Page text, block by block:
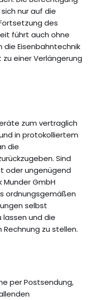
nur auf die
des
führt auch ohne
die Eisenbahntechnik
einer Verlängerung
zum vertraglich
in protokolliertem
die
Sind
oder ungenügend
GmbH
ordnungsgemäßen
selbst
und die
zu stellen.
per Postsendung,